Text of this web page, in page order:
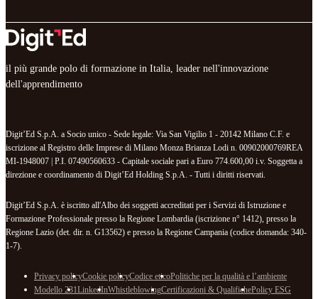
il più grande polo di formazione in Italia, leader nell'innovazione
dell'apprendimento
Digit’Ed S.p.A. a Socio unico - Sede legale: Via San Vigilio 1 - 20142 Milano C.F. e
iscrizione al Registro delle Imprese di Milano Monza Brianza Lodi n. 00902000769REA
MI-1948007 | P.I. 07490560633 - Capitale sociale pari a Euro 774.600,00 i.v. Soggetta a
direzione e coordinamento di Digit’Ed Holding S.p.A. - Tutti i diritti riservati.
Digit’Ed S.p.A. è iscritto all'Albo dei soggetti accreditati per i Servizi di Istruzione e
Formazione Professionale presso la Regione Lombardia (iscrizione n° 1412), presso la
Regione Lazio (det. dir. n. G13562) e presso la Regione Campania (codice domanda: 340-
1-7).
Privacy policyCookie policyCodice eticoPolitiche per la qualità e l’ambiente
Modello 231LinkedInWhistleblowingCertificazioni & QualifichePolicy ESG